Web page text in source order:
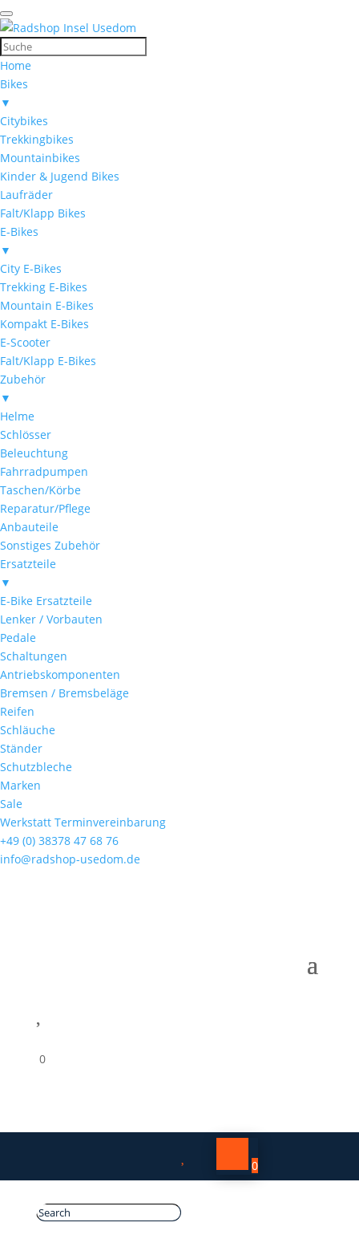
Home
Bikes
▼
Citybikes
Trekkingbikes
Mountainbikes
Kinder & Jugend Bikes
Laufräder
Falt/Klapp Bikes
E-Bikes
▼
City E-Bikes
Trekking E-Bikes
Mountain E-Bikes
Kompakt E-Bikes
E-Scooter
Falt/Klapp E-Bikes
Zubehör
▼
Helme
Schlösser
Beleuchtung
Fahrradpumpen
Taschen/Körbe
Reparatur/Pflege
Anbauteile
Sonstiges Zubehör
Ersatzteile
▼
E-Bike Ersatzteile
Lenker / Vorbauten
Pedale
Schaltungen
Antriebskomponenten
Bremsen / Bremsbeläge
Reifen
Schläuche
Ständer
Schutzbleche
Marken
Sale
Werkstatt Terminvereinbarung
+49 (0) 38378 47 68 76
info@radshop-usedom.de
0
0